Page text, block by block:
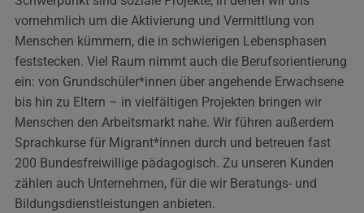
vornehmlich um die Aktivierung und Vermittlung von
Menschen kümmern, die in schwierigen Lebensphasen
feststecken. Viel Raum nimmt auch die Berufsorientierung
ein: von Grundschüler*innen über angehende Erwachsene
bis hin zu Eltern – in vielfältigen Projekten bringen wir
Menschen den Arbeitsmarkt nahe. Wir führen außerdem
Sprachkurse für Migrant*innen durch und betreuen fast
200 Bundesfreiwillige pädagogisch. Zu unseren Kunden
zählen auch Unternehmen, für die wir Beratungs- und
Bildungsdienstleistungen anbieten.